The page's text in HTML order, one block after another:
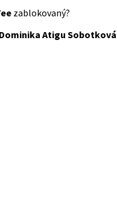
zablokovaný?
Dominika Atigu Sobotková